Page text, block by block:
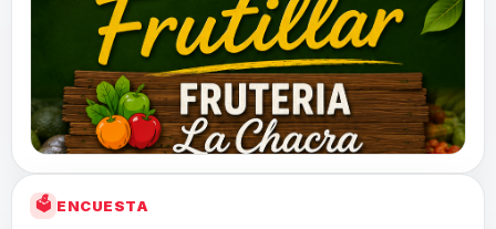
🗳 ENCUESTA